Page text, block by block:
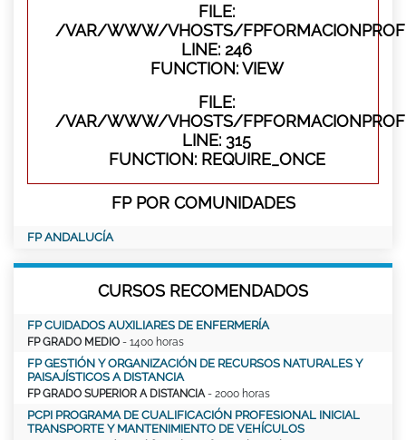
FILE:
/VAR/WWW/VHOSTS/
LINE: 246
FUNCTION: VIEW
FILE:
/VAR/WWW/VHOSTS/
LINE: 315
FUNCTION: REQUIRE_ONCE
FP POR COMUNIDADES
FP ANDALUCÍA
CURSOS RECOMENDADOS
FP CUIDADOS AUXILIARES DE ENFERMERÍA
FP GRADO MEDIO - 1400 horas
FP GESTIÓN Y ORGANIZACIÓN DE RECURSOS NATURALES Y
PAISAJÍSTICOS A DISTANCIA
FP GRADO SUPERIOR A DISTANCIA - 2000 horas
PCPI PROGRAMA DE CUALIFICACIÓN PROFESIONAL INICIAL
TRANSPORTE Y MANTENIMIENTO DE VEHÍCULOS